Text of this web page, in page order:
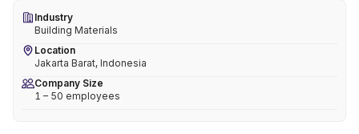
Industry
Building Materials
Location
Jakarta Barat, Indonesia
Company Size
1 – 50 employees